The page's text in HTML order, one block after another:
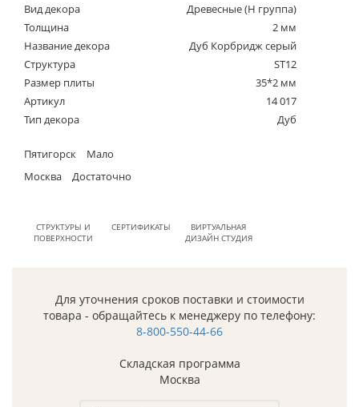
Вид декора
Древесные (Н группа)
Толщина
2 мм
Название декора
Дуб Корбридж серый
Структура
ST12
Размер плиты
35*2 мм
Артикул
14 017
Тип декора
Дуб
Пятигорск
Мало
Москва
Достаточно
СТРУКТУРЫ И
ПОВЕРХНОСТИ
СЕРТИФИКАТЫ
ВИРТУАЛЬНАЯ
ДИЗАЙН СТУДИЯ
Для уточнения сроков поставки и стоимости
товара - обращайтесь к менеджеру по телефону:
8-800-550-44-66
Складская программа
Москва